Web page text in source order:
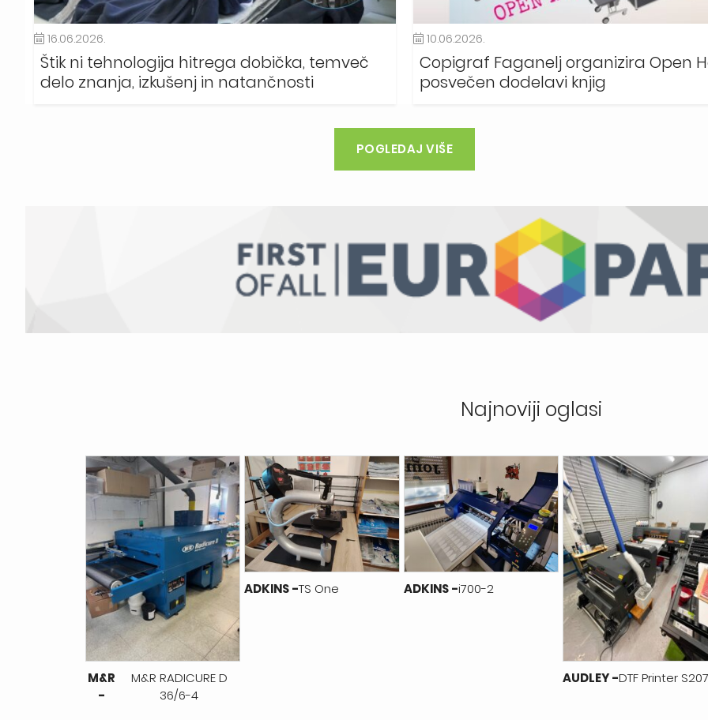
16.06.2026.
Štik ni tehnologija hitrega dobička, temveč
delo znanja, izkušenj in natančnosti
10.06.2026.
Copigraf Faganelj organizira Open
posvečen dodelavi knjig
POGLEDAJ VIŠE
Najnoviji oglasi
M&R
-
M&R RADICURE D
36/6-4
ADKINS -TS One ADKINS -i700-2
AUDLEY -DTF Printer